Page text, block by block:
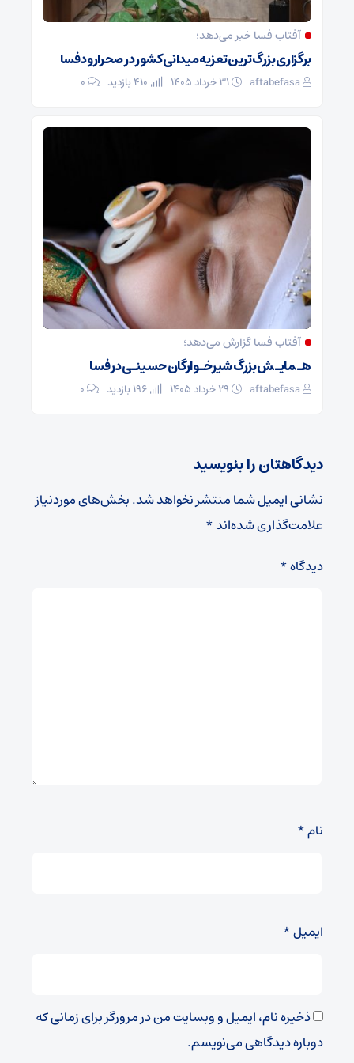
آفتاب فسا خبر می‌دهد؛
برگزاری بزرگ‌ترین تعزیه میدانی کشور در صحرارود فسا
aftabefasa ۰
آفتاب فسا گزارش می‌دهد؛
هـمایـش بزرگ شیرخـوارگان حسینـی در فسا
aftabefasa ۰
دیدگاهتان را بنویسید
نشانی ایمیل شما منتشر نخواهد شد.بخش‌های موردنیاز
علامت‌گذاری شده‌اند*
دیدگاه*
نام*
ایمیل*
ذخیره نام، ایمیل و وبسایت من در مرورگر برای زمانی که
دوباره دیدگاهی می‌نویسم.